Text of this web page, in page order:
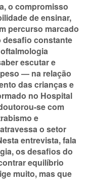
o compromisso
de ensinar,
percurso marcado
desafio constante
escutar e
— na relação
das crianças e
no Hospital
se com
e
o setor
entrevista, fala
os desafios do
equilíbrio
muito, mas que